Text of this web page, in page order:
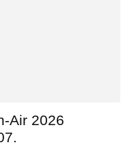
Air 2026